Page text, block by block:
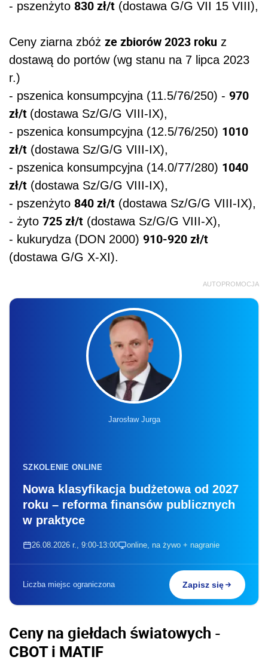
- pszenżyto 830 zł/t (dostawa G/G VII 15 VIII),
Ceny ziarna zbóż ze zbiorów 2023 roku z
dostawą do portów (wg stanu na 7 lipca 2023
r.)
- pszenica konsumpcyjna (11.5/76/250) - 970
zł/t (dostawa Sz/G/G VIII-IX),
- pszenica konsumpcyjna (12.5/76/250) 1010
zł/t (dostawa Sz/G/G VIII-IX),
- pszenica konsumpcyjna (14.0/77/280) 1040
zł/t (dostawa Sz/G/G VIII-IX),
- pszenżyto 840 zł/t (dostawa Sz/G/G VIII-IX),
- żyto 725 zł/t (dostawa Sz/G/G VIII-X),
- kukurydza (DON 2000) 910-920 zł/t
(dostawa G/G X-XI).
AUTOPROMOCJA
Jarosław Jurga
SZKOLENIE ONLINE
Nowa klasyfikacja budżetowa od 2027
roku – reforma finansów publicznych
w praktyce
26.08.2026 r., 9:00-13:00 online, na żywo + nagranie
Liczba miejsc ograniczona Zapisz się
Ceny na giełdach światowych -
CBOT i MATIF